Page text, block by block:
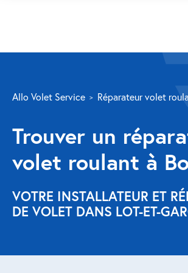
Volet roulant
Réparation
Volet roulant Velux
Réparation store banne
Allo Volet Service Réparateur volet
Trouver un
volet roulant à
VOTRE INSTALLATEUR ET
DE VOLET DANS LOT-ET-